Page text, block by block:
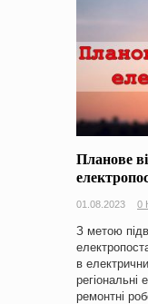
Планове
01.08.2023 0
З метою
в
регіональні
ремонтні